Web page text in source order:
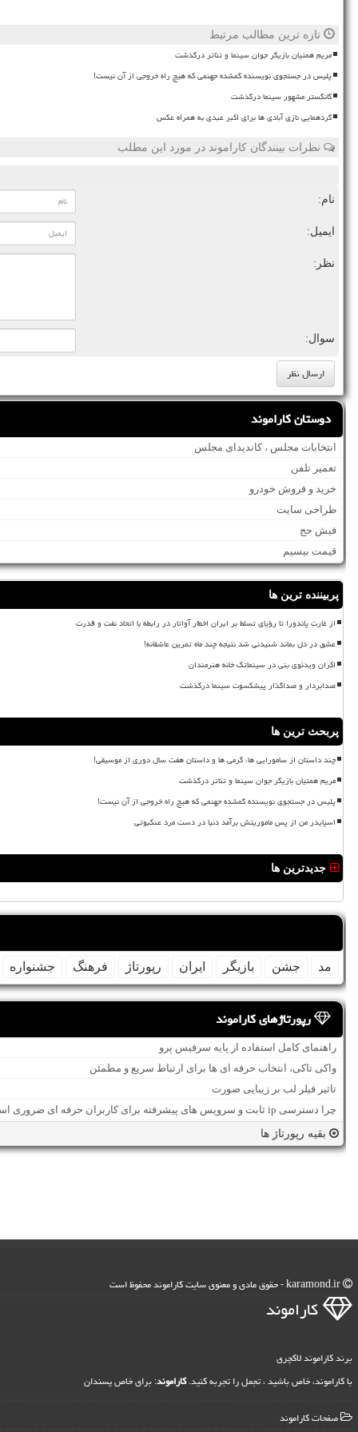
تازه ترین مطالب مرتبط
مریم همتیان بازیگر جوان سینما و تئاتر درگذشت
پلیس در جستجوی نویسنده گمشده جهنمی که هیچ راه خروجی از آن نیست!
گانگستر مشهور سینما درگذشت
گردهمایی نازی آبادی ها برای اکبر عبدی به همراه عکس
نظرات بینندگان کاراموند در مورد این مطلب
نام:
ایمیل:
نظر:
سوال:
دوستان کاراموند
انتخابات مجلس ، کاندیدای مجلس
تعمیر تلفن
خرید و فروش خودرو
طراحی سایت
فیش حج
قیمت بیسیم
پربیننده ترین ها
از غارت پاندورا تا رؤیای تسلط بر ایران اخطار آواتار در رابطه با اتحاد نفت و قدرت
عشق در دل بماند شنیدنی شد نتیجه چند ماه تمرین عاشقانه!
اکران ویدئوی بنی در سینماتک خانه هنرمندان
صدابردار و صداگذار پیشکسوت سینما درگذشت
پربحث ترین ها
چند داستان از سامورایی ها، گرمی ها و داستان هفت سال دوری از موسیقی!
مریم همتیان بازیگر جوان سینما و تئاتر درگذشت
پلیس در جستجوی نویسنده گمشده جهنمی که هیچ راه خروجی از آن نیست!
اسپایدر من از پس ماموریتش برآمد دنیا در دست مرد عنکبوتی
جدیدترین ها
مد جشن بازیگر ایران رپورتاژ فرهنگ جشنواره
رپورتاژهای کاراموند
راهنمای کامل استفاده از پایه سرفیس پرو
واکی تاکی، انتخاب حرفه ای ها برای ارتباط سریع و مطمئن
تاثیر فیلر لب بر زیبایی صورت
چرا دسترسی ip ثابت و سرویس های پیشرفته برای کاربران حرفه ای ضروری است؟
بقیه رپورتاژ ها
كاراموند
برند کاراموند لاکچری
با کاراموند، خاص باشید ، تجمل را تجربه کنید.کاراموند: برای خاص پسندان
صفحات كاراموند